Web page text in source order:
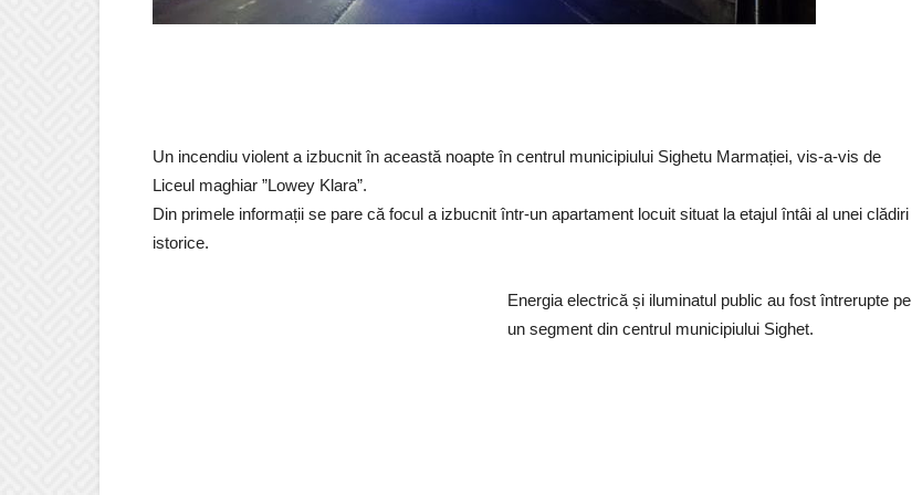
Un incendiu violent a izbucnit în această noapte în centrul municipiului Sighetu Marmației, vis-a-vis de
Liceul maghiar ”Lowey Klara”.
Din primele informații se pare că focul a izbucnit într-un apartament locuit situat la etajul întâi al unei clădiri
istorice.
Energia electrică și iluminatul public au fost întrerupte pe
un segment din centrul municipiului Sighet.